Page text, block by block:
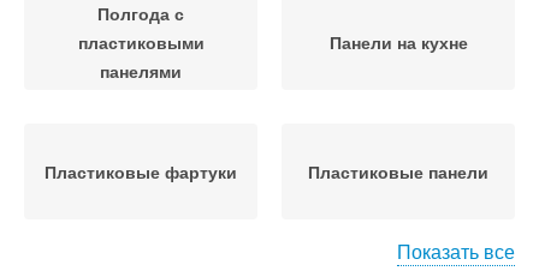
Полгода с
пластиковыми
панелями
Панели на кухне
Пластиковые фартуки Пластиковые панели
Показать все